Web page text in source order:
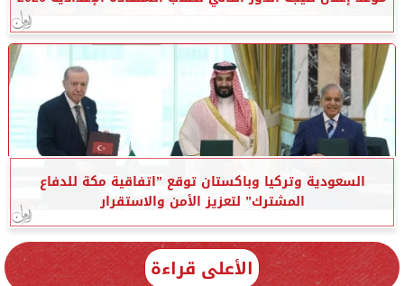
السعودية وتركيا وباكستان توقع ”اتفاقية مكة للدفاع
المشترك” لتعزيز الأمن والاستقرار
الأعلى قراءة